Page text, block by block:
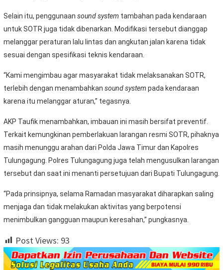
Selain itu, penggunaan sound system tambahan pada kendaraan
untuk SOTR juga tidak dibenarkan. Modifikasi tersebut dianggap
melanggar peraturan lalu lintas dan angkutan jalan karena tidak
sesuai dengan spesifikasi teknis kendaraan.
“Kami mengimbau agar masyarakat tidak melaksanakan SOTR,
terlebih dengan menambahkan sound system pada kendaraan
karena itu melanggar aturan,” tegasnya.
AKP Taufik menambahkan, imbauan ini masih bersifat preventif.
Terkait kemungkinan pemberlakuan larangan resmi SOTR, pihaknya
masih menunggu arahan dari Polda Jawa Timur dan Kapolres
Tulungagung. Polres Tulungagung juga telah mengusulkan larangan
tersebut dan saat ini menanti persetujuan dari Bupati Tulungagung.
“Pada prinsipnya, selama Ramadan masyarakat diharapkan saling
menjaga dan tidak melakukan aktivitas yang berpotensi
menimbulkan gangguan maupun keresahan,” pungkasnya.
Post Views: 93